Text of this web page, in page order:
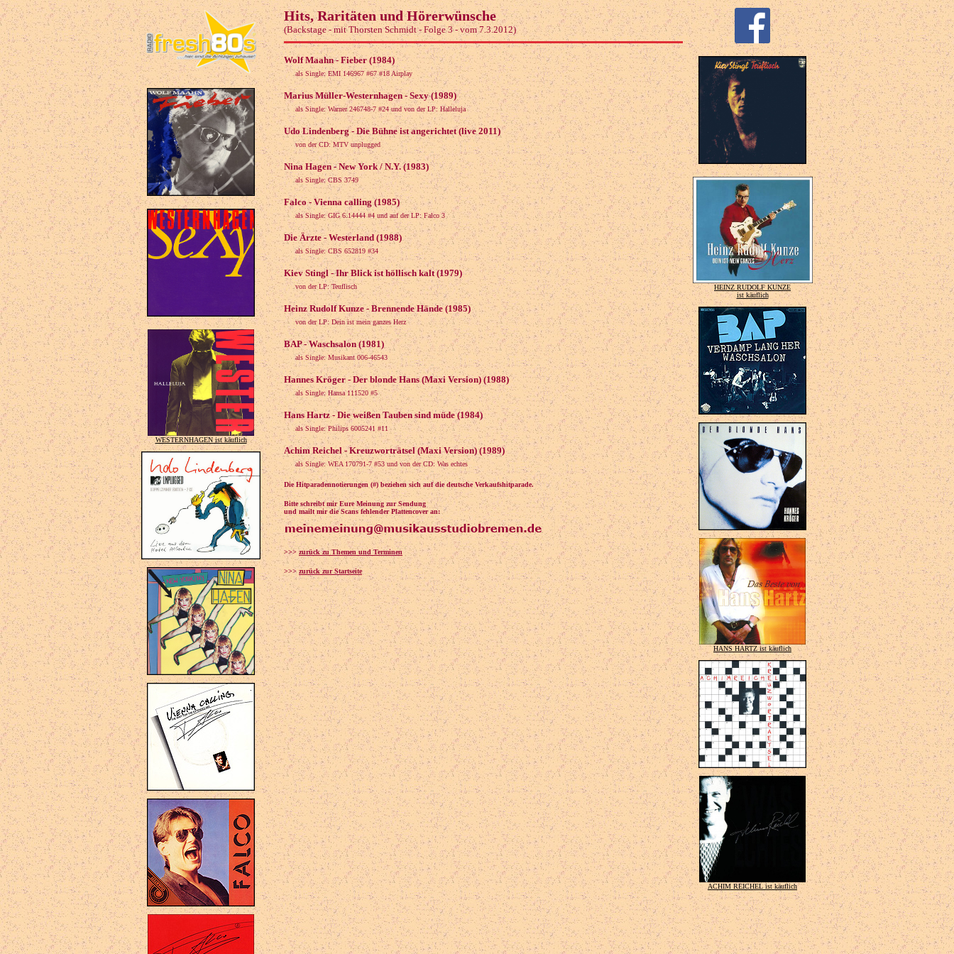
WESTERNHAGEN ist käuflich
Hits, Raritäten und Hörerwünsche
(Backstage - mit Thorsten Schmidt - Folge 3 - vom 7.3.2012)
Wolf Maahn - Fieber (1984)
als Single: EMI 146967 #67 #18 Airplay
Marius Müller-Westernhagen - Sexy (1989)
als Single: Warner 246748-7 #24 und von der LP: Halleluja
Udo Lindenberg - Die Bühne ist angerichtet (live 2011)
von der CD: MTV unplugged
Nina Hagen - New York / N.Y. (1983)
als Single: CBS 3749
Falco - Vienna calling (1985)
als Single: GIG 6.14444 #4 und auf der LP: Falco 3
Die Ärzte - Westerland (1988)
als Single: CBS 652819 #34
Kiev Stingl - Ihr Blick ist höllisch kalt (1979)
von der LP: Teuflisch
Heinz Rudolf Kunze - Brennende Hände (1985)
von der LP: Dein ist mein ganzes Herz
BAP - Waschsalon (1981)
als Single: Musikant 006-46543
Hannes Kröger - Der blonde Hans (Maxi Version) (1988)
als Single: Hansa 111520 #5
Hans Hartz - Die weißen Tauben sind müde (1984)
als Single: Philips 6005241 #11
Achim Reichel - Kreuzworträtsel (Maxi Version) (1989)
als Single: WEA 170791-7 #53 und von der CD: Was echtes
Die Hitparadennotierungen (#) beziehen sich auf die deutsche Verkaufshitparade.
Bitte schreibt mir Eure Meinung zur Sendung
und mailt mir die Scans fehlender Plattencover an:
>>>zurück zu Themen und Terminen
>>> zurück zur Startseite
HEINZ RUDOLF KUNZE
ist käuflich
HANS HARTZ ist käuflich
ACHIM REICHEL ist käuflich